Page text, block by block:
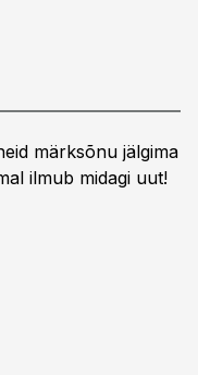
märksõnu jälgima
ilmub midagi uut!